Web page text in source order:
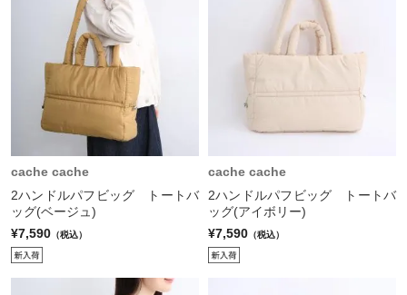
cache cache
2ハンドルパフビッグ トートバ
ッグ(ベージュ)
¥7,590 （税込）
cache cache
2ハンドルパフビッグ トートバ
ッグ(アイボリー)
¥7,590 （税込）